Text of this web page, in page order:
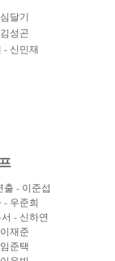
달기
성곤
- 신민재
출 - 이준섭
- 우준희
- 신하연
재준
준택